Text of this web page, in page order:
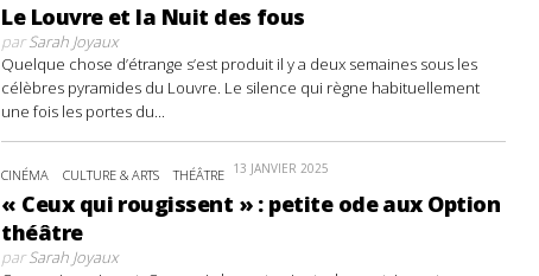
Le Louvre et la Nuit des fous
parSarah Joyaux
Quelque chose d’étrange s’est produit il y a deux semaines sous les
célèbres pyramides du Louvre. Le silence qui règne habituellement
une fois les portes du...
CINÉMA CULTURE & ARTS THÉÂTRE 13 JANVIER 2025
« Ceux qui rougissent » : petite ode aux Option
théâtre
parSarah Joyaux